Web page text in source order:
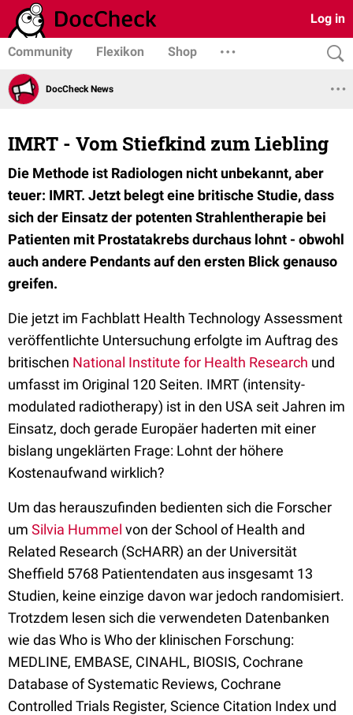
Log in
Community Flexikon Shop
DocCheck News
IMRT - Vom Stiefkind zum Liebling
Die Methode ist Radiologen nicht unbekannt, aber
teuer: IMRT. Jetzt belegt eine britische Studie, dass
sich der Einsatz der potenten Strahlentherapie bei
Patienten mit Prostatakrebs durchaus lohnt - obwohl
auch andere Pendants auf den ersten Blick genauso
greifen.
Die jetzt im Fachblatt Health Technology Assessment
veröffentlichte Untersuchung erfolgte im Auftrag des
britischen National Institute for Health Research und
umfasst im Original 120 Seiten. IMRT (intensity-
modulated radiotherapy) ist in den USA seit Jahren im
Einsatz, doch gerade Europäer haderten mit einer
bislang ungeklärten Frage: Lohnt der höhere
Kostenaufwand wirklich?
Um das herauszufinden bedienten sich die Forscher
um Silvia Hummel von der School of Health and
Related Research (ScHARR) an der Universität
Sheffield 5768 Patientendaten aus insgesamt 13
Studien, keine einzige davon war jedoch randomisiert.
Trotzdem lesen sich die verwendeten Datenbanken
wie das Who is Who der klinischen Forschung:
MEDLINE, EMBASE, CINAHL, BIOSIS, Cochrane
Database of Systematic Reviews, Cochrane
Controlled Trials Register, Science Citation Index und